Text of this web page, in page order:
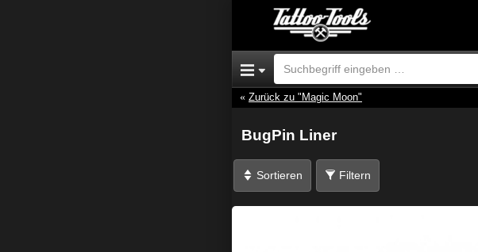
Zurück zu "Magic Moon"
BugPin Liner
Sortieren Filtern